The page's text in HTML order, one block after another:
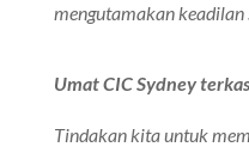
mengutamakan
Umat CIC Sydney
Tindakan kita untuk